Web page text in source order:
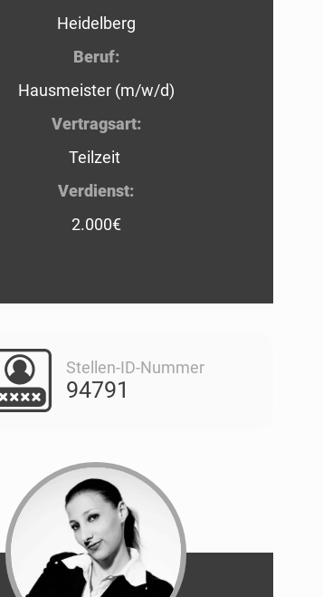
Heidelberg
Beruf:
Hausmeister (m/w/d)
Vertragsart:
Teilzeit
Verdienst:
2.000€
Stellen-ID-Nummer
94791